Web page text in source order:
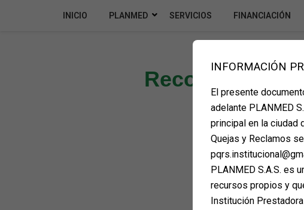
INICIO PLANMED SERVICIOS FINANCIACIÓN
INFORMACIÓN
El presente
adelante PLANMED
principal en la ciudad
Quejas y Reclamos
PLANMED S.A.S. es
recursos propios y
Institución